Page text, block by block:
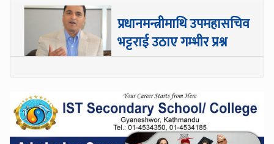
प्रधानमन्त्रीमाथि उपमहासचिव
भट्टराई उठाए गम्भीर प्रश्न